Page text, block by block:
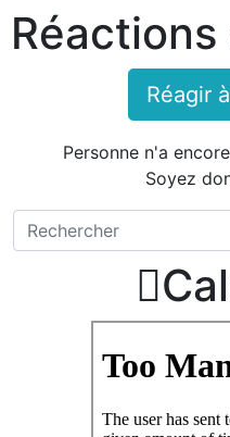
Réagir
Personne n'a
Soyez
